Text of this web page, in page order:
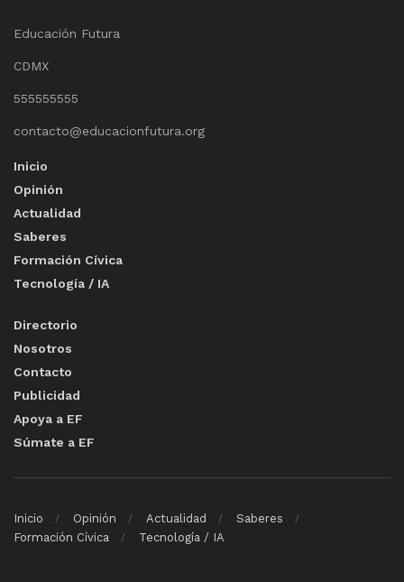
Educación Futura
CDMX
555555555
contacto@educacionfutura.org
Inicio
Opinión
Actualidad
Saberes
Formación Cívica
Tecnología / IA
Directorio
Nosotros
Contacto
Publicidad
Apoya a EF
Súmate a EF
Inicio Opinión Actualidad
Saberes
Formación Cívica
Tecnología / IA